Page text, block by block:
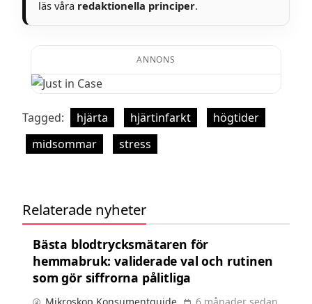
läs våra redaktionella principer.
ANNONS
Tagged: hjärta hjärtinfarkt
högtider
midsommar
stress
Relaterade nyheter
Bästa blodtrycksmätaren för
hemmabruk: validerade val och rutinen
som gör siffrorna pålitliga
Mikroskop Konsumentguide 6 månader sedan